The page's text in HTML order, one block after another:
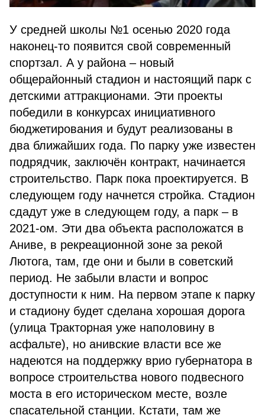
У средней школы №1 осенью 2020 года
наконец-то появится свой современный
спортзал. А у района – новый
общерайонный стадион и настоящий парк с
детскими аттракционами. Эти проекты
победили в конкурсах инициативного
бюджетирования и будут реализованы в
два ближайших года. По парку уже известен
подрядчик, заключён контракт, начинается
строительство. Парк пока проектируется. В
следующем году начнется стройка. Стадион
сдадут уже в следующем году, а парк – в
2021-ом. Эти два объекта расположатся в
Аниве, в рекреационной зоне за рекой
Лютога, там, где они и были в советский
период. Не забыли власти и вопрос
доступности к ним. На первом этапе к парку
и стадиону будет сделана хорошая дорога
(улица Тракторная уже наполовину в
асфальте), но анивские власти все же
надеются на поддержку врио губернатора в
вопросе строительства нового подвесного
моста в его историческом месте, возле
спасательной станции. Кстати, там же